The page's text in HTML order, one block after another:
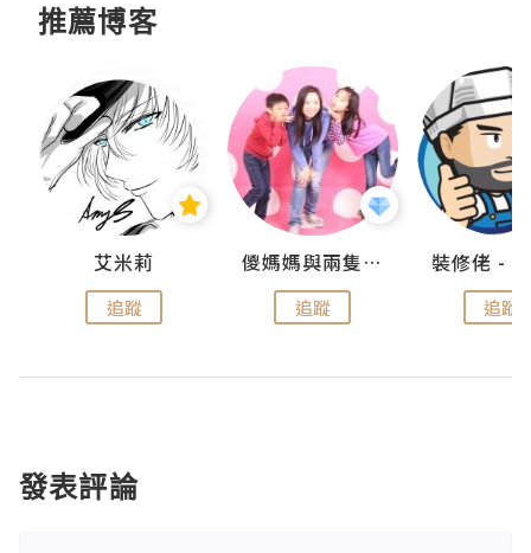
推薦博客
艾米莉
追蹤
儍媽媽與兩隻小魔怪之家
追蹤 追蹤
發表評論